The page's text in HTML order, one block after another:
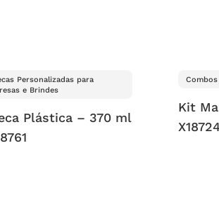
Personalizadas para
e Brindes
Plástica – 370 ml
Kit